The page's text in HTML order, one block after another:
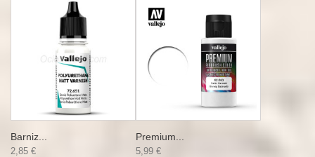
Barniz...
2,85 €
Premium...
5,99 €